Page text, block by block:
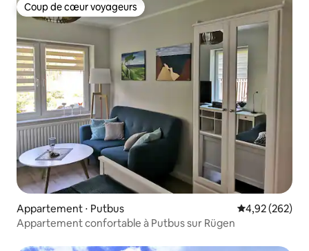
Coup de cœur voyageurs
Coup de cœur voyageurs
Appartement ⋅ Putbus Évaluation
4,92 (262)
Appartement confortable à Putbus sur Rügen